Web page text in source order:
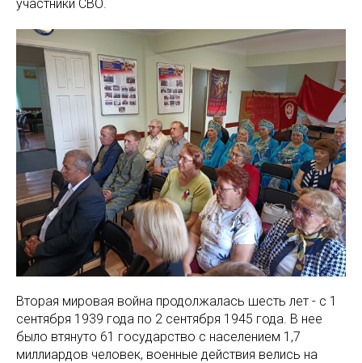
участники СВО.
Вторая мировая война продолжалась шесть лет - с 1
сентября 1939 года по 2 сентября 1945 года. В нее
было втянуто 61 государство с населением 1,7
миллиардов человек, военные действия велись на